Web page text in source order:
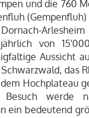
und die 760
von
Aussicht
das
Hochplateau
Besuch werde
ein bedeutend